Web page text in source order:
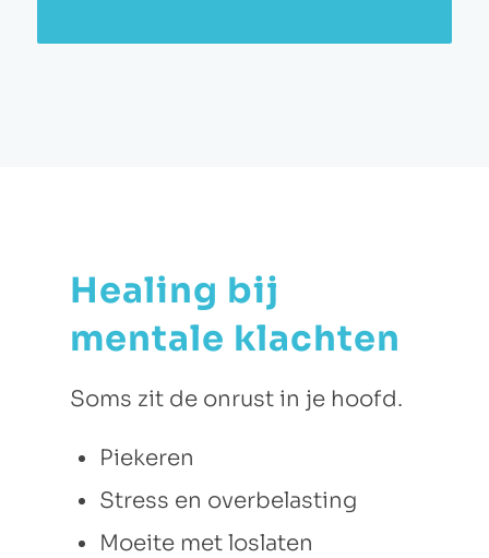
Healing bij
mentale klachten
Soms zit de onrust in je hoofd.
Piekeren
Stress en overbelasting
Moeite met loslaten